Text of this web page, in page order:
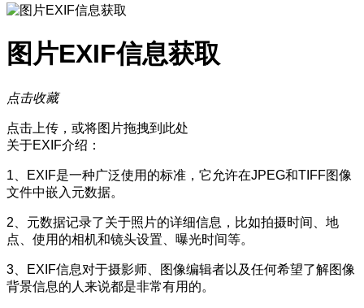
图片EXIF信息获取
点击收藏
点击上传，或将图片拖拽到此处
关于EXIF介绍：
1、EXIF是一种广泛使用的标准，它允许在JPEG和TIFF图像
文件中嵌入元数据。
2、元数据记录了关于照片的详细信息，比如拍摄时间、地
点、使用的相机和镜头设置、曝光时间等。
3、EXIF信息对于摄影师、图像编辑者以及任何希望了解图像
背景信息的人来说都是非常有用的。